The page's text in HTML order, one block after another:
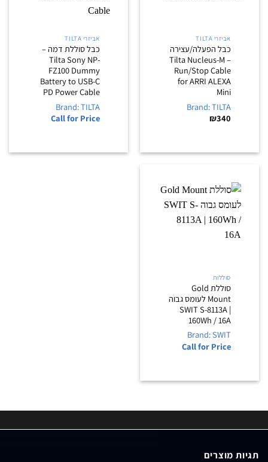
אביזרי TILTA
כבל הפעלה/עצירה
– Tilta Nucleus-M
Run/Stop Cable
for ARRI ALEXA
Mini
Brand: TILTA
₪340
אביזרי TILTA
כבל סוללת דמה –
Tilta Sony NP-
FZ100 Dummy
Battery to USB-C
PD Power Cable
Brand: TILTA
Call for Price
סוללות
סוללת Gold
Mount לעומס גבוה
SWIT S-8113A |
160Wh / 16A
Brand: SWIT
Call for Price
תגיות מוצרים